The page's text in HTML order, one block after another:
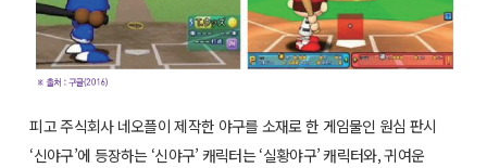
피고 주식회사 네오플이 제작한 야구를 소재로 한 게임물인 원심 판시
‘신야구’에 등장하는 ‘신야구’ 캐릭터는 ‘실황야구’ 캐릭터와, 귀여운